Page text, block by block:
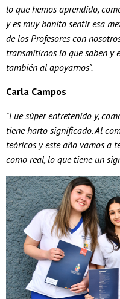
lo que hemos aprendido,
y es muy bonito sentir esa
de los Profesores con
transmitirnos lo que saben y
también al apoyarnos".
Carla Campos
"Fue súper entretenido y,
tiene harto significado. Al
teóricos y este año vamos a
como real, lo que tiene un